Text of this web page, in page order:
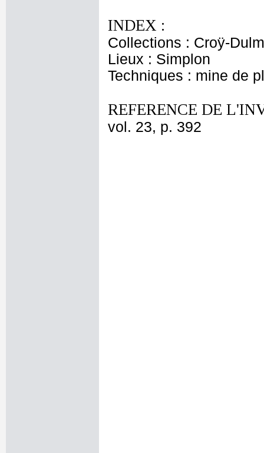
INDEX :
Collections : Croÿ-
Lieux : Simplon
Techniques : mine de
REFERENCE DE
vol. 23, p. 392